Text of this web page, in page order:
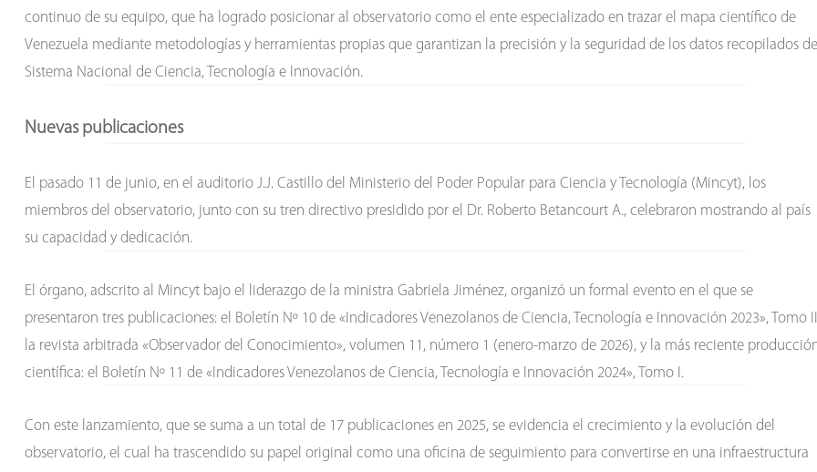
continuo de su equipo, que ha logrado posicionar al observatorio como el ente especializado en trazar el mapa científico de
Venezuela mediante metodologías y herramientas propias que garantizan la precisión y la seguridad de los datos recopilados del
Sistema Nacional de Ciencia, Tecnología e Innovación.
Nuevas publicaciones
El pasado 11 de junio, en el auditorio J.J. Castillo del Ministerio del Poder Popular para Ciencia y Tecnología (Mincyt), los
miembros del observatorio, junto con su tren directivo presidido por el Dr. Roberto Betancourt A., celebraron mostrando al país
su capacidad y dedicación.
El órgano, adscrito al Mincyt bajo el liderazgo de la ministra Gabriela Jiménez, organizó un formal evento en el que se
presentaron tres publicaciones: el Boletín Nº 10 de «Indicadores Venezolanos de Ciencia, Tecnología e Innovación 2023», Tomo
la revista arbitrada «Observador del Conocimiento», volumen 11, número 1 (enero-marzo de 2026), y la más reciente
científica: el Boletín Nº 11 de «Indicadores Venezolanos de Ciencia, Tecnología e Innovación 2024», Tomo I.
Con este lanzamiento, que se suma a un total de 17 publicaciones en 2025, se evidencia el crecimiento y la evolución del
observatorio, el cual ha trascendido su papel original como una oficina de seguimiento para convertirse en una infraestructura